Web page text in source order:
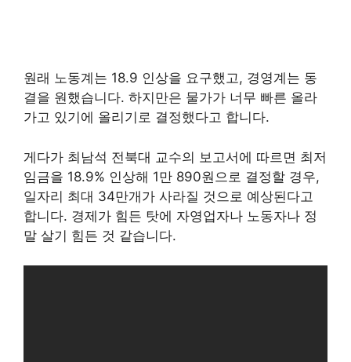
원래 노동계는 18.9 인상을 요구했고, 경영계는 동
결을 원했습니다. 하지만은 물가가 너무 빠른 올라
가고 있기에 올리기로 결정했다고 합니다.
게다가 최남석 전북대 교수의 보고서에 따르면 최저
임금을 18.9% 인상해 1만 890원으로 결정할 경우,
일자리 최대 34만개가 사라질 것으로 예상된다고
합니다. 경제가 힘든 탓에 자영업자나 노동자나 정
말 살기 힘든 것 같습니다.